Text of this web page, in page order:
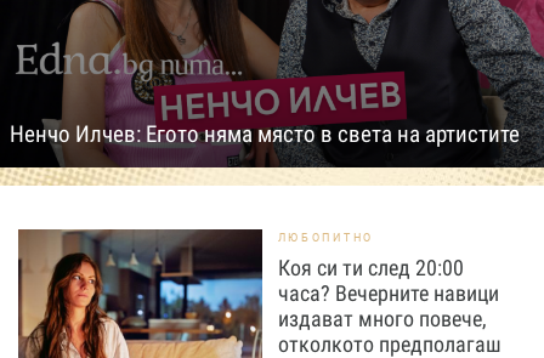
Ненчо Илчев: Егото няма място в света на артистите
ЛЮБОПИТНО
Коя си ти след 20:00
часа? Вечерните навици
издават много повече,
отколкото предполагаш